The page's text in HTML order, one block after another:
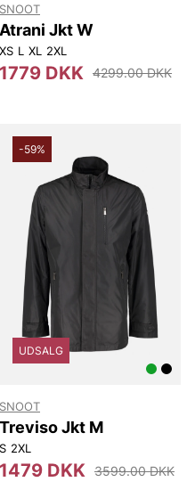
SNOOT
Atrani Jkt W
XS L XL 2XL
1779 DKK 4299.00 DKK
-59%
UDSALG
SNOOT
Treviso Jkt M
S 2XL
1479 DKK 3599.00 DKK